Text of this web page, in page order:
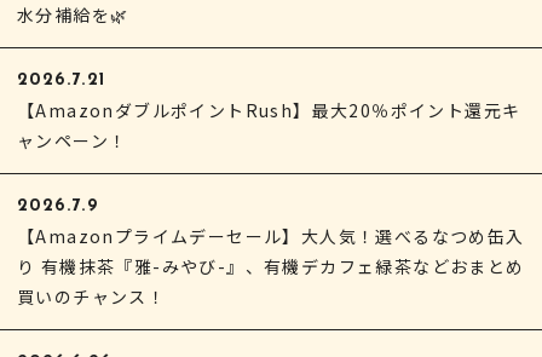
水分補給を🌿
2026.7.21
【AmazonダブルポイントRush】最大20％ポイント還元キ
ャンペーン！
2026.7.9
【Amazonプライムデーセール】大人気！選べるなつめ缶入
り 有機抹茶『雅-みやび-』、有機デカフェ緑茶などおまとめ
買いのチャンス！